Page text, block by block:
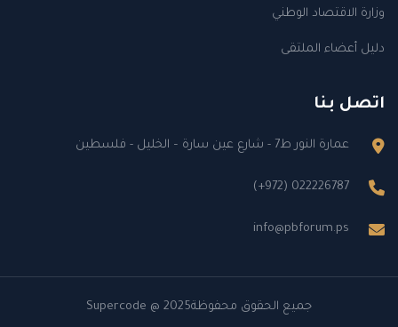
وزارة الاقتصاد الوطني
دليل أعضاء الملتقى
اتصل بنا
عمارة النور ط7 - شارع عين سارة – الخليل - فلسطين
(+972) 022226787
info@pbforum.ps
جميع الحقوق محفوظة Supercode @ 2025